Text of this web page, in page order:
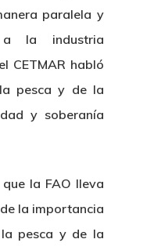
paralela y
la industria
CETMAR habló
pesca y de la
y soberanía
la FAO lleva
la importancia
pesca y de la